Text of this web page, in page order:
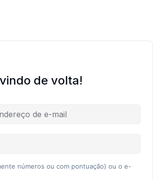
de volta!
números ou com pontuação) ou o e-